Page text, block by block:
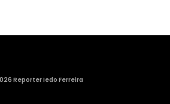
Reporter Iedo Ferreira